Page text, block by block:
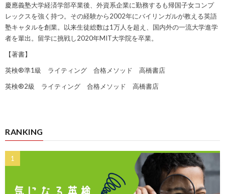
慶應義塾大学経済学部卒業後、外資系企業に勤務するも帰国子女コンプ
レックスを強く持つ。その経験から2002年にバイリンガルが教える英語
塾キャタルを創業。以来生徒総数は1万人を超え、国内外の一流大学進学
者を輩出。留学に挑戦し2020年MIT大学院を卒業。
【著書】
英検®準1級 ライティング 合格メソッド 高橋書店
英検®2級 ライティング 合格メソッド 高橋書店
RANKING